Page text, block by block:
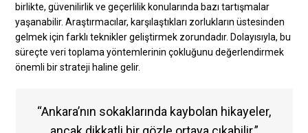
birlikte, güvenilirlik ve geçerlilik konularında bazı tartışmalar
yaşanabilir. Araştırmacılar, karşılaştıkları zorlukların üstesinden
gelmek için farklı teknikler geliştirmek zorundadır. Dolayısıyla, bu
süreçte veri toplama yöntemlerinin çokluğunu değerlendirmek
önemli bir strateji haline gelir.
“Ankara’nın sokaklarında kaybolan hikayeler,